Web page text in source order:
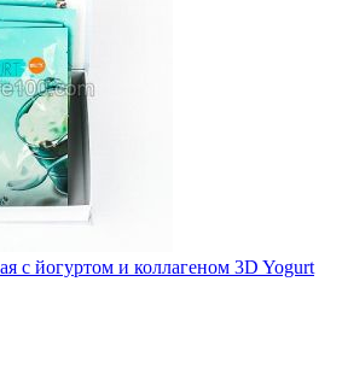
с йогуртом и коллагеном 3D Yogurt